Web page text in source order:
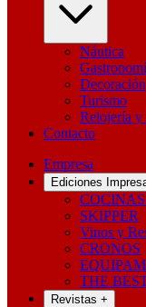
Náutica
Decoración
Turismo
Relojería y
Contacto
Empresa
Ediciones
SKIPPER
Vinos y
CRONOS
THE
Revistas +